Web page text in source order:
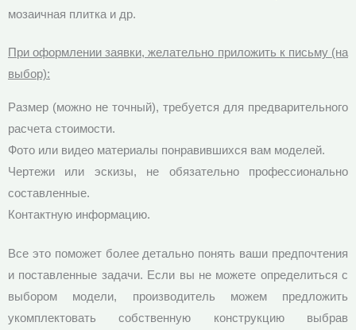
мозаичная плитка и др.
При оформлении заявки, желательно приложить к письму (на
выбор):
Размер (можно не точный), требуется для предварительного
расчета стоимости.
Фото или видео материалы понравившихся вам моделей.
Чертежи или эскизы, не обязательно профессионально
составленные.
Контактную информацию.
Все это поможет более детально понять ваши предпочтения
и поставленные задачи. Если вы не можете определиться с
выбором модели, производитель можем предложить
укомплектовать собственную конструкцию выбрав